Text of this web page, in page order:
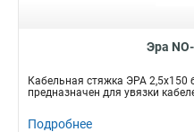
Эра
Кабельная стяжка ЭРА
предназначен для увязки
Подробнее